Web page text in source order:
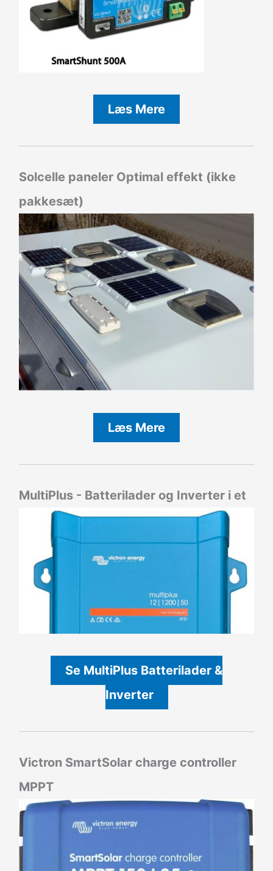
Læs Mere
Solcelle paneler Optimal effekt (ikke
pakkesæt)
Læs Mere
MultiPlus - Batterilader og Inverter i et
Se MultiPlus Batterilader &
Inverter
Victron SmartSolar charge controller
MPPT